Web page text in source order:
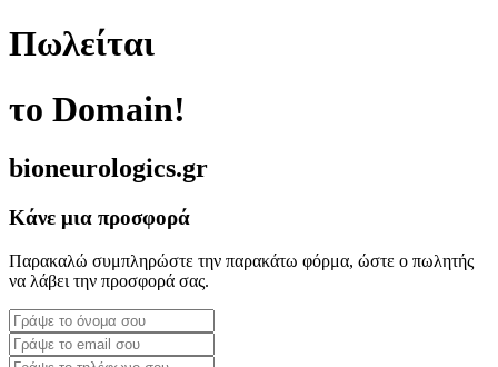
Πωλείται
το Domain!
bioneurologics.gr
Κάνε μια προσφορά
Παρακαλώ συμπληρώστε την παρακάτω φόρμα, ώστε ο πωλητής
να λάβει την προσφορά σας.